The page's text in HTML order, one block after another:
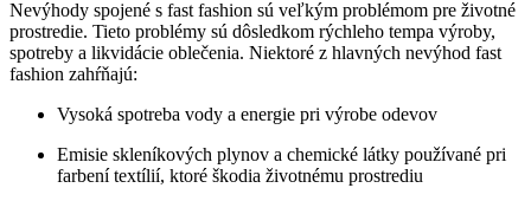
Nevýhody spojené s fast fashion sú veľkým problémom pre životné
prostredie. Tieto problémy sú dôsledkom rýchleho tempa výroby,
spotreby a likvidácie oblečenia. Niektoré z hlavných nevýhod fast
fashion zahŕňajú:
Vysoká spotreba vody a energie pri výrobe odevov
Emisie skleníkových plynov a chemické látky používané pri
farbení textílií, ktoré škodia životnému prostrediu